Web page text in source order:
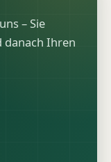
– Sie
danach Ihren